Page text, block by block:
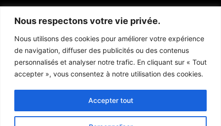
Nous respectons votre vie privée.
Nous utilisons des cookies pour améliorer votre expérience
de navigation, diffuser des publicités ou des contenus
personnalisés et analyser notre trafic. En cliquant sur « Tout
accepter », vous consentez à notre utilisation des cookies.
Accepter tout
Téléphone :(+221) 70 330 86 87‬
WhatsApp : (+33) 6 52 17 85 46
E-mail : redaction@atlanticactu.com
E-mail : commercial@atlanticactu.com
Nous écrire Qui sommes-nous ?